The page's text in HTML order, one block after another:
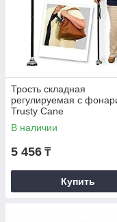
Трость складная
регулируемая с
Trusty Cane
В наличии
5 456 ₸
Купить